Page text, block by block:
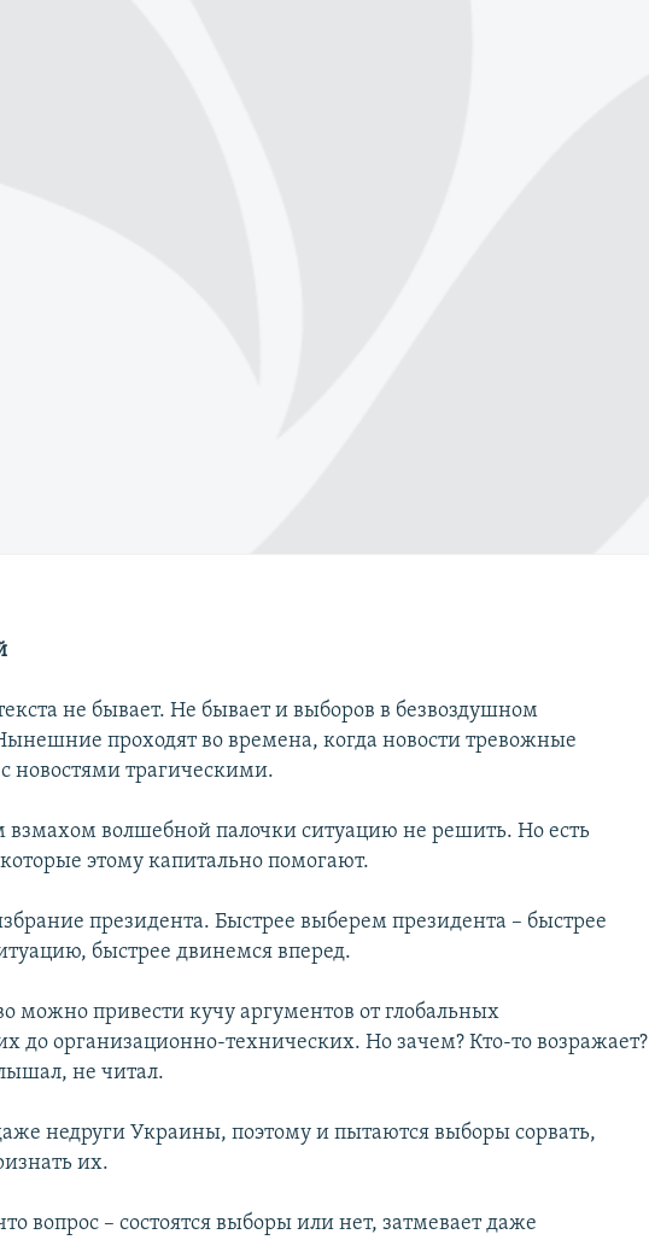
не бывает. Не бывает и выборов в безвоздушном
проходят во времена, когда новости тревожные
новостями трагическими.
взмахом волшебной палочки ситуацию не решить. Но есть
этому капитально помогают.
президента. Быстрее выберем президента – быстрее
быстрее двинемся вперед.
можно привести кучу аргументов от глобальных
до организационно-технических. Но зачем? Кто-то возражает?
не читал.
недруги Украины, поэтому и пытаются выборы сорвать,
их.
вопрос – состоятся выборы или нет, затмевает даже